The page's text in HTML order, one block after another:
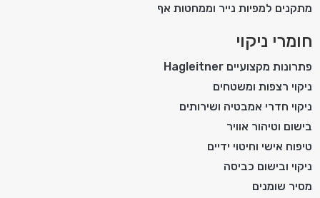
מתקנים למפיות נייר וממחטות אף
חומרי ניקוי
פתרונות מקצועיים Hagleitner
ניקוי רצפות ומשטחים
ניקוי חדרי אמבטיה ושירותים
בישום וטיהור אוויר
טיפוח אישי וחיטוי ידיים
ניקוי ובישום כביסה
מסיר שומנים